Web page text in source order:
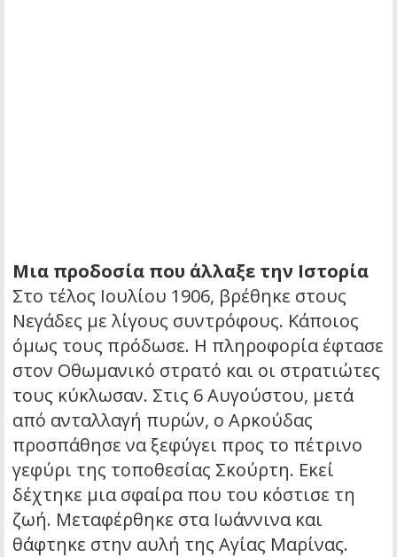
Μια προδοσία που άλλαξε την Ιστορία
Στο τέλος Ιουλίου 1906, βρέθηκε στους
Νεγάδες με λίγους συντρόφους. Κάποιος
όμως τους πρόδωσε. Η πληροφορία έφτασε
στον Οθωμανικό στρατό και οι στρατιώτες
τους κύκλωσαν. Στις 6 Αυγούστου, μετά
από ανταλλαγή πυρών, ο Αρκούδας
προσπάθησε να ξεφύγει προς το πέτρινο
γεφύρι της τοποθεσίας Σκούρτη. Εκεί
δέχτηκε μια σφαίρα που του κόστισε τη
ζωή. Μεταφέρθηκε στα Ιωάννινα και
θάφτηκε στην αυλή της Αγίας Μαρίνας.